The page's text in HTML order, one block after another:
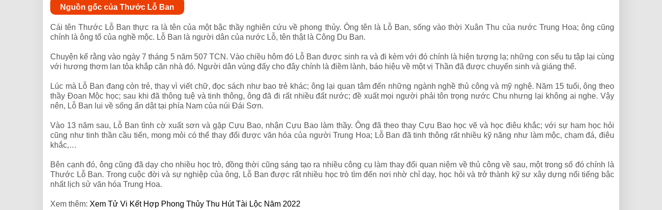
Nguồn gốc của Thước Lỗ Ban
Cái tên Thước Lỗ Ban thực ra là tên của một bậc thầy nghiên cứu về phong thủy. Ông tên là Lỗ Ban, sống vào thời Xuân Thu của nước Trung Hoa; ông cũng
chính là ông tổ của nghề mộc. Lỗ Ban là người dân của nước Lỗ, tên thật là Công Du Ban.
Chuyện kể rằng vào ngày 7 tháng 5 năm 507 TCN. Vào chiều hôm đó Lỗ Ban được sinh ra và đi kèm với đó chính là hiện tượng lạ; những con sếu tu tập lại cùng
với hương thơm lan tỏa khắp căn nhà đó. Người dân vùng đấy cho đây chính là điềm lành, báo hiệu về một vị Thần đã được chuyển sinh và giáng thế.
Lúc mà Lỗ Ban đang còn trẻ, thay vì viết chữ, đọc sách như bao trẻ khác; ông lại quan tâm đến những ngành nghề thủ công và mỹ nghệ. Năm 15 tuổi, ông theo
thầy Đoan Mộc học; sau khi đã thông tuệ và tinh thông, ông đã đi rất nhiều đất nước; đề xuất mọi người phải tôn trọng nước Chu nhưng lại không ai nghe. Vậy
nên, Lỗ Ban lui về sống ẩn dật tại phía Nam của núi Đái Sơn.
Vào 13 năm sau, Lỗ Ban tình cờ xuất sơn và gặp Cựu Bao, nhận Cựu Bao làm thầy. Ông đã theo thay Cựu Bao học vẽ và học điêu khắc; với sự ham học hỏi
cũng như tinh thần cầu tiến, mong mỏi có thể thay đổi được văn hóa của người Trung Hoa; Lỗ Ban đã tinh thông rất nhiều kỹ năng như làm mộc, chạm đá, điêu
khắc,…
Bên cạnh đó, ông cũng đã dạy cho nhiều học trò, đồng thời cũng sáng tạo ra nhiều công cụ làm thay đổi quan niệm về thủ công về sau, một trong số đó chính là
Thước Lỗ Ban. Trong cuộc đời và sự nghiệp của ông, Lỗ Ban được rất nhiều học trò tìm đến nơi nhờ chỉ dạy, học hỏi và trở thành kỹ sư xây dựng nổi tiếng bậc
nhất lịch sử văn hóa Trung Hoa.
Xem thêm: Xem Tử Vi Kết Hợp Phong Thủy Thu Hút Tài Lộc Năm 2022